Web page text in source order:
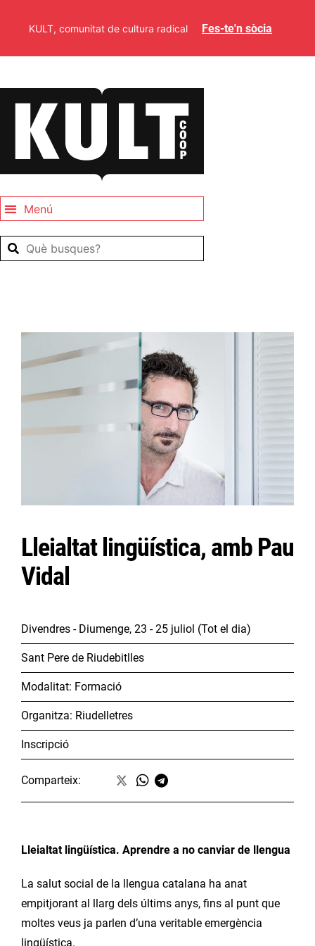
KULT, comunitat de cultura radical Fes-te'n sòcia
Lleialtat lingüística, amb Pau
Vidal
Divendres - Diumenge, 23 - 25 juliol (Tot el dia)
Sant Pere de Riudebitlles
Modalitat: Formació
Organitza: Riudelletres
Inscripció
Comparteix:
Lleialtat lingüística. Aprendre a no canviar de llengua
La salut social de la llengua catalana ha anat
empitjorant al llarg dels últims anys, fins al punt que
moltes veus ja parlen d’una veritable emergència
lingüística.